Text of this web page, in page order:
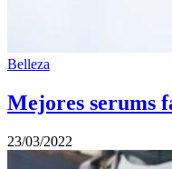
Belleza
Mejores serums
23/03/2022